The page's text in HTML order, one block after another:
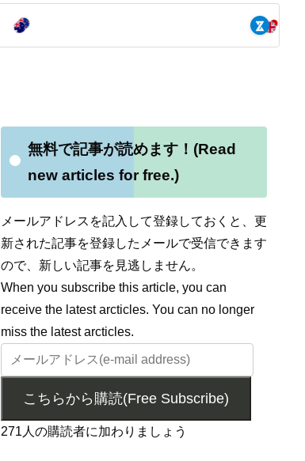
無料で記事が読めます！(Read
new articles for free.)
メールアドレスを記入して登録しておくと、更
新された記事を登録したメールで受信できます
ので、新しい記事を見逃しません。
When you subscribe this article, you can
receive the latest arcticles. You can no longer
miss the latest arcticles.
こちらから購読(Free Subscribe)
271人の購読者に加わりましょう